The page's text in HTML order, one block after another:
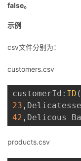
false。
示例
csv文件分别为：
customers.csv
customerId : ID (
23 ,
42 ,
products.csv